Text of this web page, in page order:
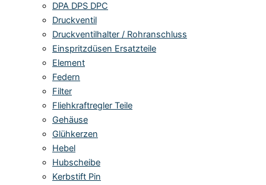
DPA DPS DPC
Druckventil
Druckventilhalter / Rohranschluss
Einspritzdüsen Ersatzteile
Element
Federn
Filter
Fliehkraftregler Teile
Gehäuse
Glühkerzen
Hebel
Hubscheibe
Kerbstift Pin